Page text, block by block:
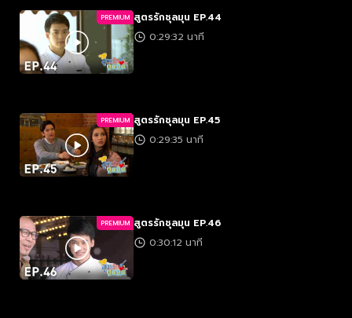
PREMIUM สูตรรักชุลมุน EP.44
0:29:32 นาที
PREMIUM สูตรรักชุลมุน EP.45
0:29:35 นาที
PREMIUM สูตรรักชุลมุน EP.46
0:30:12 นาที